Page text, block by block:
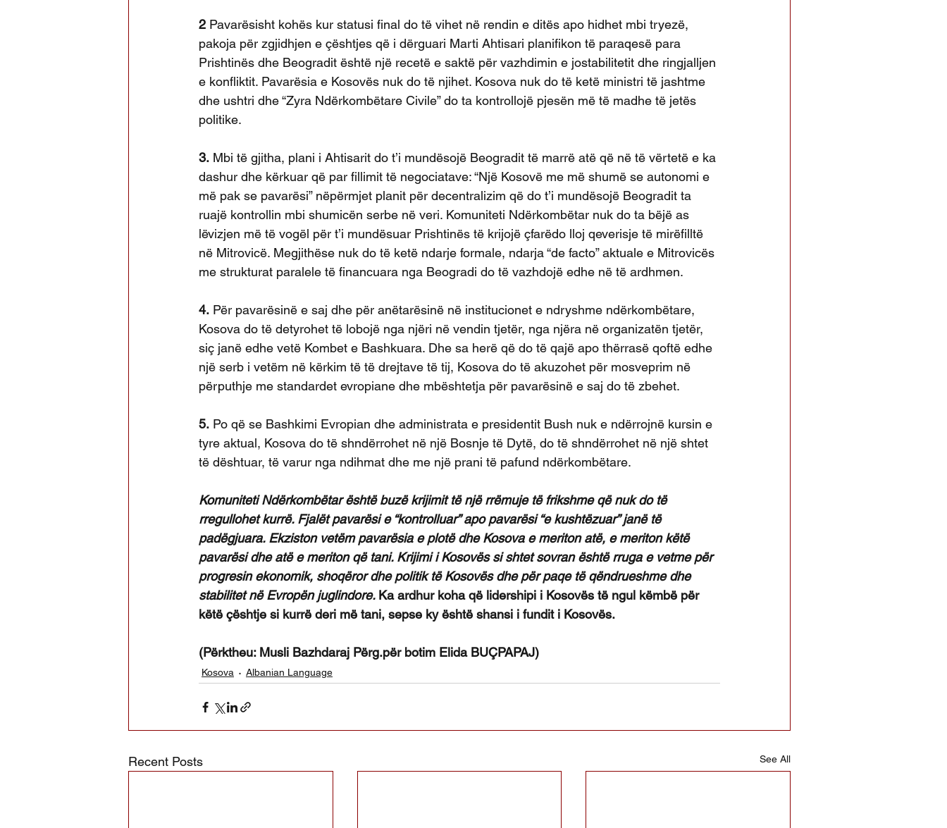
2 Pavarësisht kohës kur statusi final do të vihet në rendin e ditës apo hidhet mbi tryezë,
pakoja për zgjidhjen e çështjes që i dërguari Marti Ahtisari planifikon të paraqesë para
Prishtinës dhe Beogradit është një recetë e saktë për vazhdimin e jostabilitetit dhe ringjalljen
e konfliktit. Pavarësia e Kosovës nuk do të njihet. Kosova nuk do të ketë ministri të jashtme
dhe ushtri dhe “Zyra Ndërkombëtare Civile” do ta kontrollojë pjesën më të madhe të jetës
politike.
3. Mbi të gjitha, plani i Ahtisarit do t’i mundësojë Beogradit të marrë atë që në të vërtetë e ka
dashur dhe kërkuar që par fillimit të negociatave: “Një Kosovë me më shumë se autonomi e
më pak se pavarësi” nëpërmjet planit për decentralizim që do t’i mundësojë Beogradit ta
ruajë kontrollin mbi shumicën serbe në veri. Komuniteti Ndërkombëtar nuk do ta bëjë as
lëvizjen më të vogël për t’i mundësuar Prishtinës të krijojë çfarëdo lloj qeverisje të mirëfilltë
në Mitrovicë. Megjithëse nuk do të ketë ndarje formale, ndarja “de facto” aktuale e Mitrovicës
me strukturat paralele të financuara nga Beogradi do të vazhdojë edhe në të ardhmen.
4. Për pavarësinë e saj dhe për anëtarësinë në institucionet e ndryshme ndërkombëtare,
Kosova do të detyrohet të lobojë nga njëri në vendin tjetër, nga njëra në organizatën tjetër,
siç janë edhe vetë Kombet e Bashkuara. Dhe sa herë që do të qajë apo thërrasë qoftë edhe
një serb i vetëm në kërkim të të drejtave të tij, Kosova do të akuzohet për mosveprim në
përputhje me standardet evropiane dhe mbështetja për pavarësinë e saj do të zbehet.
5. Po që se Bashkimi Evropian dhe administrata e presidentit Bush nuk e ndërrojnë kursin e
tyre aktual, Kosova do të shndërrohet në një Bosnje të Dytë, do të shndërrohet në një shtet
të dështuar, të varur nga ndihmat dhe me një prani të pafund ndërkombëtare.
Komuniteti Ndërkombëtar është buzë krijimit të një rrëmuje të frikshme që nuk do të
rregullohet kurrë. Fjalët pavarësi e “kontrolluar” apo pavarësi “e kushtëzuar” janë të
padëgjuara. Ekziston vetëm pavarësia e plotë dhe Kosova e meriton atë, e meriton këtë
pavarësi dhe atë e meriton që tani. Krijimi i Kosovës si shtet sovran është rruga e vetme për
progresin ekonomik, shoqëror dhe politik të Kosovës dhe për paqe të qëndrueshme dhe
stabilitet në Evropën juglindore. Ka ardhur koha që lidershipi i Kosovës të ngul këmbë për
këtë çështje si kurrë deri më tani, sepse ky është shansi i fundit i Kosovës.
(Përktheu: Musli Bazhdaraj Përg.për botim Elida BUÇPAPAJ)
Kosova Albanian Language
Recent Posts See All